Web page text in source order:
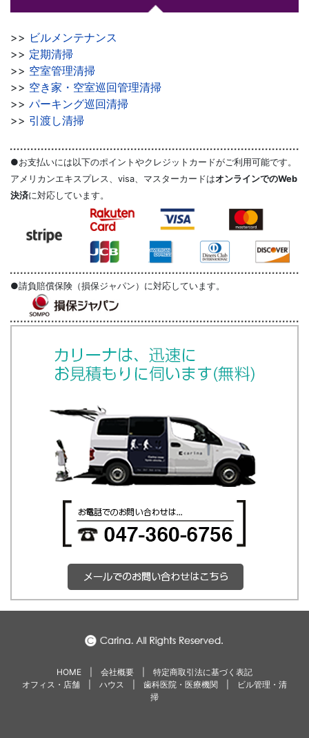
>> ビルメンテナンス
>> 定期清掃
>> 空室管理清掃
>> 空き家・空室巡回管理清掃
>> パーキング巡回清掃
>> 引渡し清掃
●お支払いには以下のポイントやクレジットカードがご利用可能です。
アメリカンエキスプレス、visa、マスターカードはオンラインでのWeb
決済に対応しています。
●請負賠償保険（損保ジャパン）に対応しています。
HOME 会社概要
特定商取引法に基づく表記
オフィス・店舗
ハウス 歯科医院・医療機関
ビル管理・清
掃